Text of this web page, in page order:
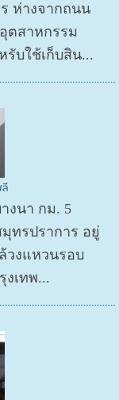
ห่างจากถนน
ตสาหกรรม
รับใช้เก็บสิน...
งนา กม. 5
ทรปราการ อยู่
วงแหวนรอบ
งเทพ...